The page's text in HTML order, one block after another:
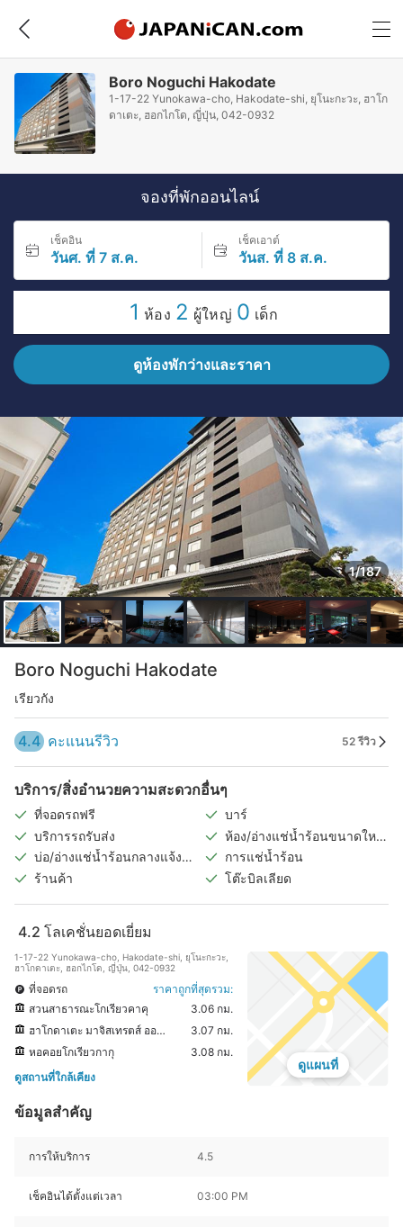
Boro Noguchi Hakodate
1-17-22 Yunokawa-cho, Hakodate-shi, ยุโนะกะวะ, ฮาโก
ดาเตะ, ฮอกไกโด, ญี่ปุ่น, 042-0932
จองที่พักออนไลน์
เช็คอิน
วันศ. ที่ 7 ส.ค.
เช็คเอาต์
วันส. ที่ 8 ส.ค.
1 ห้อง 2 ผู้ใหญ่ 0 เด็ก
ดูห้องพักว่างและราคา
1/187
Boro Noguchi Hakodate
เรียวกัง
4.4 คะแนนรีวิว 52 รีวิว
บริการ/สิ่งอำนวยความสะดวกอื่นๆ
ที่จอดรถฟรี
บาร์
บริการรถรับส่ง
ห้อง/อ่างแช่น้ำร้อนขนาดใหญ่
ในร่ม
บ่อ/อ่างแช่น้ำร้อนกลางแจ้ง
(แยกชายหญิง)
การแช่น้ำร้อน
ร้านค้า
โต๊ะบิลเลียด
4.2 โลเคชั่นยอดเยี่ยม
1-17-22 Yunokawa-cho, Hakodate-shi, ยุโนะกะวะ,
ฮาโกดาเตะ, ฮอกไกโด, ญี่ปุ่น, 042-0932
ที่จอดรถ
ราคาถูกที่สุดรวม:
สวนสาธารณะโกเรียวคาคุ
3.06 กม.
ฮาโกดาเตะ มาจิสเทรตส์ ออฟฟิศ
3.07 กม.
หอคอยโกเรียวกากุ
3.08 กม.
ดูสถานที่ใกล้เคียง
ดูแผนที่
ข้อมูลสำคัญ
การให้บริการ 4.5
เช็คอินได้ตั้งแต่เวลา 03:00 PM